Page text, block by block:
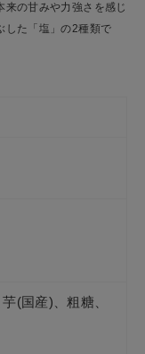
来の甘みや力強さを感じ
した「塩」の2種類で
(国産)、粗糖、